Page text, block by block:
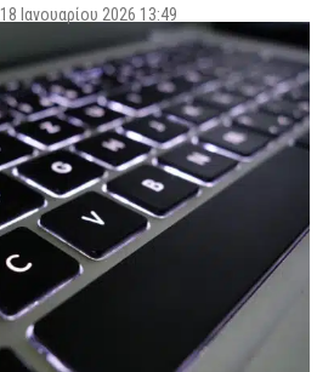
18 Ιανουαρίου 2026 13:49